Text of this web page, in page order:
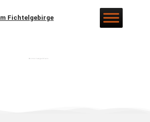
Mitteilungsblatt